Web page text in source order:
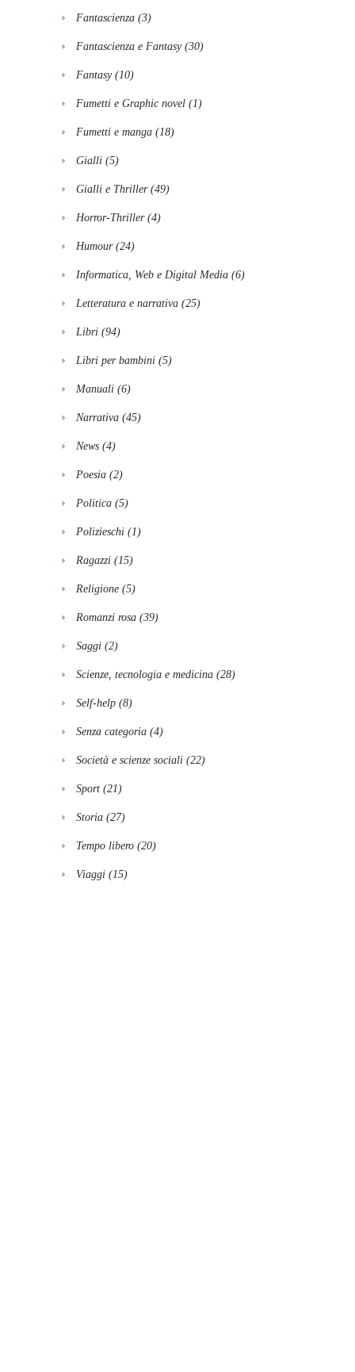
Fantascienza (3)
Fantascienza e Fantasy(30)
Fantasy(10)
Fumetti e Graphic novel (1)
Fumetti e manga (18)
Gialli (5)
Gialli e Thriller(49)
Horror-Thriller(4)
Humour(24)
Informatica, Web e Digital Media (6)
Letteratura e narrativa (25)
Libri (94)
Libri per bambini (5)
Manuali (6)
Narrativa (45)
News (4)
Poesia (2)
Politica (5)
Polizieschi (1)
Ragazzi (15)
Religione (5)
Romanzi rosa (39)
Saggi (2)
Scienze, tecnologia e medicina (28)
Self-help (8)
Senza categoria (4)
Società e scienze sociali (22)
Sport (21)
Storia (27)
Tempo libero (20)
Viaggi (15)